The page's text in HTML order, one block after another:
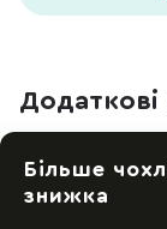
Додаткові
Більше
знижка